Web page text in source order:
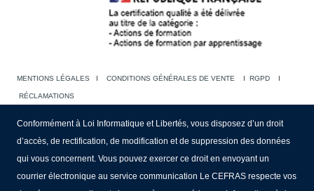
MENTIONS LÉGALES I CONDITIONS GÉNÉRALES DE VENTE I RGPD I
RÉCLAMATIONS
Conformément à Loi Informatique et Libertés, vous disposez d’un droit
d’accès, de rectification, de modification et de suppression des données
qui vous concernent. Vous pouvez exercer ce droit en envoyant un
courrier électronique au service communication Le CEFRAS respecte vos